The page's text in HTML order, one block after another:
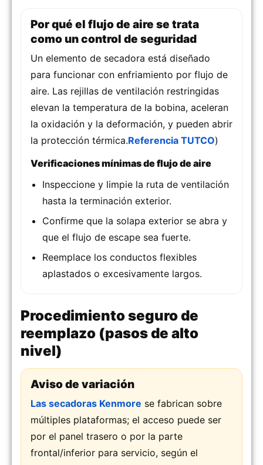
Por qué el flujo de aire se trata
como un control de seguridad
Un elemento de secadora está diseñado
para funcionar con enfriamiento por flujo de
aire. Las rejillas de ventilación restringidas
elevan la temperatura de la bobina, aceleran
la oxidación y la deformación, y pueden abrir
la protección térmica.Referencia TUTCO)
Verificaciones mínimas de flujo de aire
Inspeccione y limpie la ruta de ventilación
hasta la terminación exterior.
Confirme que la solapa exterior se abra y
que el flujo de escape sea fuerte.
Reemplace los conductos flexibles
aplastados o excesivamente largos.
Procedimiento seguro de
reemplazo (pasos de alto
nivel)
Aviso de variación
Las secadoras Kenmore se fabrican sobre
múltiples plataformas; el acceso puede ser
por el panel trasero o por la parte
frontal/inferior para servicio, según el